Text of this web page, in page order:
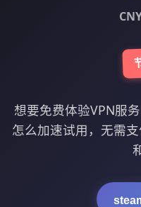
想要免费体验VPN服
怎么加速试用，无需